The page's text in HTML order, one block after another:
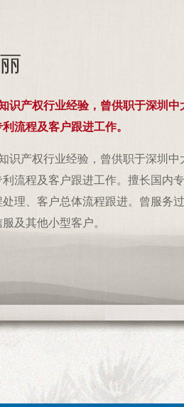
识产权行业经验，曾供职于深圳
流程及客户跟进工作。
识产权行业经验，曾供职于深圳
流程及客户跟进工作。擅长国内
理、客户总体流程跟进。曾服务
及其他小型客户。